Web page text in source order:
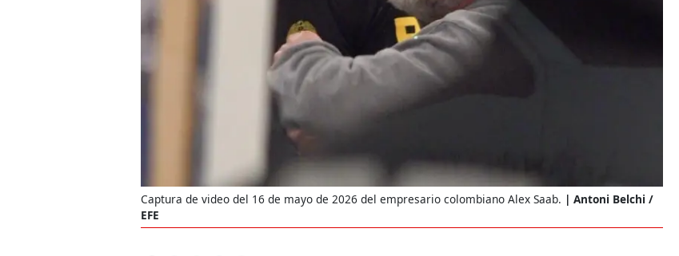
Captura de video del 16 de mayo de 2026 del empresario colombiano Alex Saab.
Antoni Belchi /
EFE
julio en la prefectura de Kumamoto,
al sur de Japón, provocando una
emergencia de gran...